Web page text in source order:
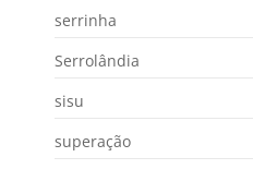
serrinha
Serrolândia
sisu
superação